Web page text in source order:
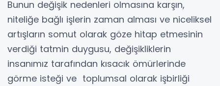
Bunun değişik nedenleri olmasına karşın,
niteliğe bağlı işlerin zaman alması ve niceliksel
artışların somut olarak göze hitap etmesinin
verdiği tatmin duygusu, değişikliklerin
insanımız tarafından kısacık ömürlerinde
görme isteği ve toplumsal olarak işbirliği